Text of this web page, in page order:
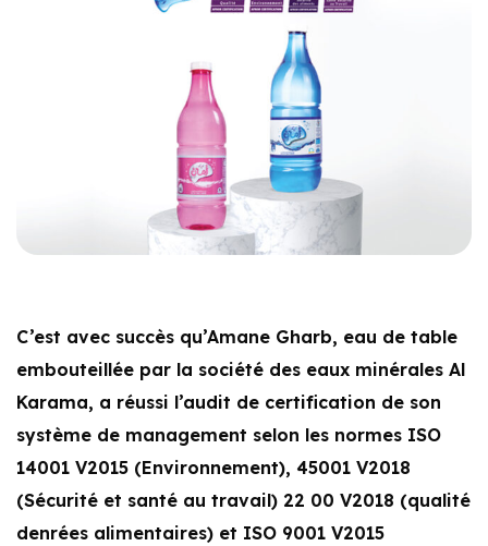
C’est avec succès qu’Amane Gharb, eau de table
embouteillée par la société des eaux minérales Al
Karama, a réussi l’audit de certification de son
système de management selon les normes ISO
14001 V2015 (Environnement), 45001 V2018
(Sécurité et santé au travail) 22 00 V2018 (qualité
denrées alimentaires) et ISO 9001 V2015